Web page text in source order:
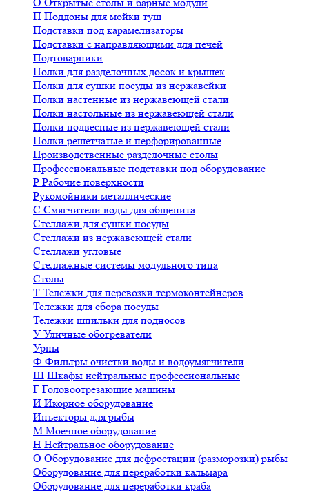
П Поддоны для мойки туш
Подставки под карамелизаторы
Подставки с направляющими для печей
Подтоварники
Полки для разделочных досок и крышек
Полки для сушки посуды из нержавейки
Полки настенные из нержавеющей стали
Полки настольные из нержавеющей стали
Полки подвесные из нержавеющей стали
Полки решетчатые и перфорированные
Производственные разделочные столы
Профессиональные подставки под оборудование
Р Рабочие поверхности
Рукомойники металлические
С Смягчители воды для общепита
Стеллажи для сушки посуды
Стеллажи из нержавеющей стали
Стеллажи угловые
Стеллажные системы модульного типа
Столы
Т Тележки для перевозки термоконтейнеров
Тележки для сбора посуды
Тележки шпильки для подносов
У Уличные обогреватели
Урны
Ф Фильтры очистки воды и водоумягчители
Ш Шкафы нейтральные профессиональные
Г Головоотрезающие машины
И Икорное оборудование
Инъекторы для рыбы
М Моечное оборудование
Н Нейтральное оборудование
О Оборудование для дефростации (разморозки) рыбы
Оборудование для переработки кальмара
Оборудование для переработки краба